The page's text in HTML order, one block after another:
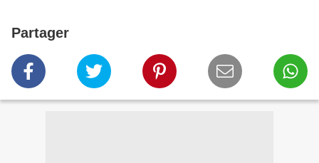
Partager